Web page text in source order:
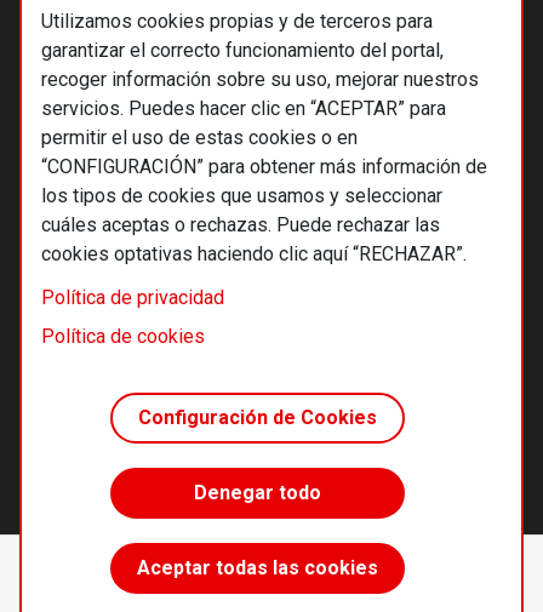
Utilizamos cookies propias y de terceros para
garantizar el correcto funcionamiento del portal,
recoger información sobre su uso, mejorar nuestros
servicios. Puedes hacer clic en “ACEPTAR” para
permitir el uso de estas cookies o en
“CONFIGURACIÓN” para obtener más información de
los tipos de cookies que usamos y seleccionar
cuáles aceptas o rechazas. Puede rechazar las
cookies optativas haciendo clic aquí “RECHAZAR”.
Política de privacidad
Política de cookies
Configuración de Cookies
Denegar todo
Aceptar todas las cookies
Accede sin límites
desde 55 €/año
Suscríbete
© 2026 Alternativas económicas SCCL
Footer
Términos y condiciones de uso
Política de cookies
Principios editoriales